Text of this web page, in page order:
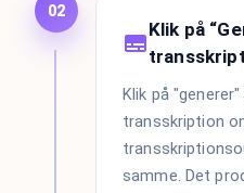
02
Klik på
Klik på
transskription
samme. Det